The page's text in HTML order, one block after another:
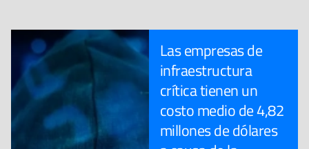
Las empresas de
infraestructura
crítica tienen un
costo medio de 4,82
millones de dólares